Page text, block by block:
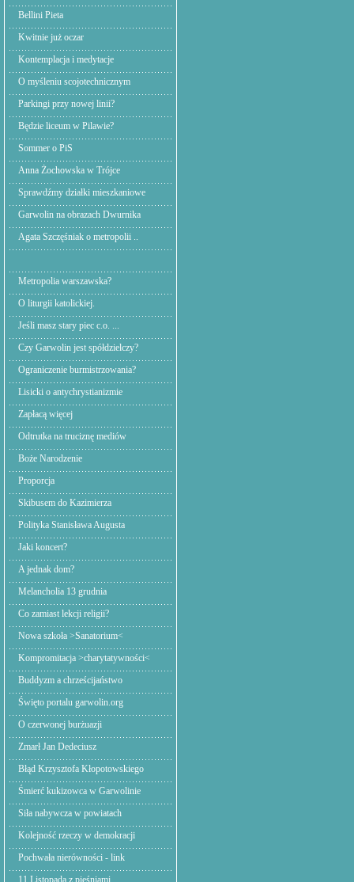
Bellini Pieta
Kwitnie już oczar
Kontemplacja i medytacje
O myśleniu scojotechnicznym
Parkingi przy nowej linii?
Będzie liceum w Pilawie?
Sommer o PiS
Anna Żochowska w Trójce
Sprawdźmy działki mieszkaniowe
Garwolin na obrazach Dwurnika
Agata Szczęśniak o metropolii ..
Metropolia warszawska?
O liturgii katolickiej.
Jeśli masz stary piec c.o. ...
Czy Garwolin jest spółdzielczy?
Ograniczenie burmistrzowania?
Lisicki o antychrystianizmie
Zapłacą więcej
Odtrutka na truciznę mediów
Boże Narodzenie
Proporcja
Skibusem do Kazimierza
Polityka Stanisława Augusta
Jaki koncert?
A jednak dom?
Melancholia 13 grudnia
Co zamiast lekcji religii?
Nowa szkoła >Sanatorium<
Kompromitacja >charytatywności<
Buddyzm a chrześcijaństwo
Święto portalu garwolin.org
O czerwonej burżuazji
Zmarł Jan Dedeciusz
Błąd Krzysztofa Kłopotowskiego
Śmierć kukizowca w Garwolinie
Siła nabywcza w powiatach
Kolejność rzeczy w demokracji
Pochwała nierówności - link
11 Listopada z pieśniami